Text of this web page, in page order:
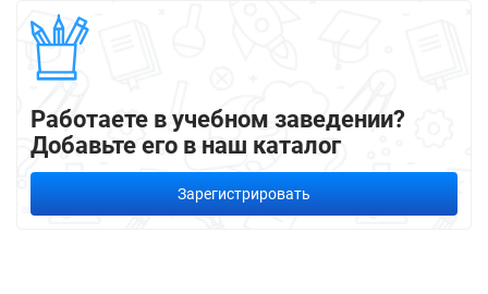
Работаете в учебном заведении?
Добавьте его в наш каталог
Зарегистрировать